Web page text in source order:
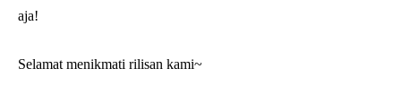
aja!
Selamat menikmati rilisan kami~